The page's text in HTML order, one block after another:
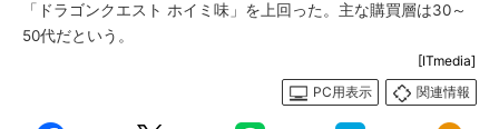
「ドラゴンクエスト ホイミ味」を上回った。主な購買層は30～
50代だという。
[ITmedia]
PC用表示
関連情報